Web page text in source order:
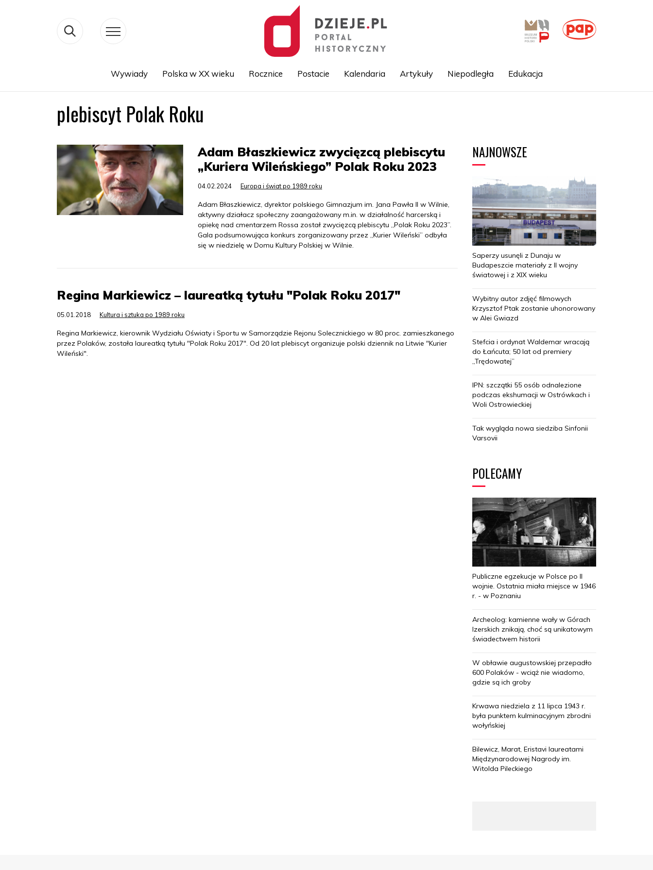
Wywiady Polska w XX wieku Rocznice Postacie Kalendaria Artykuły Niepodległa Edukacja
plebiscyt Polak Roku
Adam Błaszkiewicz zwycięzcą plebiscytu
„Kuriera Wileńskiego” Polak Roku 2023
04.02.2024 Europa i świat po 1989 roku
Adam Błaszkiewicz, dyrektor polskiego Gimnazjum im. Jana Pawła II w Wilnie,
aktywny działacz społeczny zaangażowany m.in. w działalność harcerską i
opiekę nad cmentarzem Rossa został zwycięzcą plebiscytu „Polak Roku 2023”.
Gala podsumowująca konkurs zorganizowany przez „Kurier Wileński” odbyła
się w niedzielę w Domu Kultury Polskiej w Wilnie.
Regina Markiewicz – laureatką tytułu "Polak Roku 2017"
05.01.2018 Kultura i sztuka po 1989 roku
Regina Markiewicz, kierownik Wydziału Oświaty i Sportu w Samorządzie Rejonu Solecznickiego w 80 proc. zamieszkanego
przez Polaków, została laureatką tytułu "Polak Roku 2017". Od 20 lat plebiscyt organizuje polski dziennik na Litwie "Kurier
Wileński".
NAJNOWSZE
Saperzy usunęli z Dunaju w
Budapeszcie materiały z II wojny
światowej i z XIX wieku
Wybitny autor zdjęć filmowych
Krzysztof Ptak zostanie uhonorowany
w Alei Gwiazd
Stefcia i ordynat Waldemar wracają
do Łańcuta; 50 lat od premiery
„Trędowatej”
IPN: szczątki 55 osób odnalezione
podczas ekshumacji w Ostrówkach i
Woli Ostrowieckiej
Tak wygląda nowa siedziba Sinfonii
Varsovii
POLECAMY
Publiczne egzekucje w Polsce po II
wojnie. Ostatnia miała miejsce w 1946
r. - w Poznaniu
Archeolog: kamienne wały w Górach
Izerskich znikają, choć są unikatowym
świadectwem historii
W obławie augustowskiej przepadło
600 Polaków - wciąż nie wiadomo,
gdzie są ich groby
Krwawa niedziela z 11 lipca 1943 r.
była punktem kulminacyjnym zbrodni
wołyńskiej
Bilewicz, Marat, Eristavi laureatami
Międzynarodowej Nagrody im.
Witolda Pileckiego